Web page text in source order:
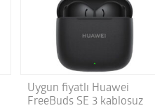
Uygun fiyatlı Huawei
FreeBuds SE 3 kablosuz